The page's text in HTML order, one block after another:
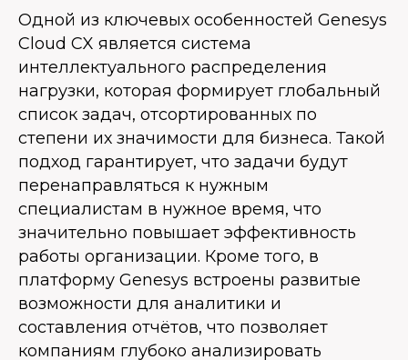
Одной из ключевых особенностей Genesys
Cloud CX является система
интеллектуального распределения
нагрузки, которая формирует глобальный
список задач, отсортированных по
степени их значимости для бизнеса. Такой
подход гарантирует, что задачи будут
перенаправляться к нужным
специалистам в нужное время, что
значительно повышает эффективность
работы организации. Кроме того, в
платформу Genesys встроены развитые
возможности для аналитики и
составления отчётов, что позволяет
компаниям глубоко анализировать